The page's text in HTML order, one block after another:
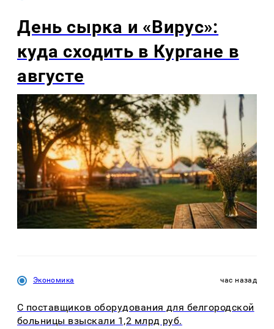
День сырка и «Вирус»:
куда сходить в Кургане в
августе
Экономика час назад
С поставщиков оборудования для белгородской
больницы взыскали 1,2 млрд руб.